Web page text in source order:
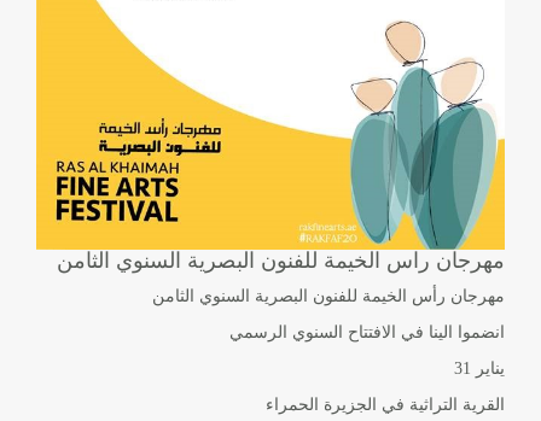
مهرجان راس الخيمة للفنون البصرية السنوي الثامن
مهرجان رأس الخيمة للفنون البصرية السنوي الثامن
انضموا الينا في الافتتاح السنوي الرسمي
يناير 31
القرية التراثية في الجزيرة الحمراء